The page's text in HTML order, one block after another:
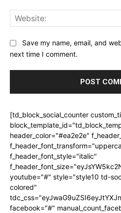
Save my name, email, and
next time I comment.
[td_block_social_counter
header_color="#ea2e2e"
f_header_font_style="italic"
youtube="#" style="style10 td-
colored"
facebook="#"